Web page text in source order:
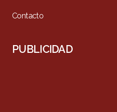
Contacto
PUBLICIDAD